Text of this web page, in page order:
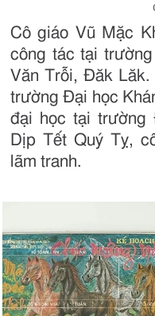
Cô giáo Vũ Mặc
công tác tại
Văn Trỗi, Đăk Lăk.
trường Đại học
đại học tại trường
Dịp Tết Quý Tỵ,
lãm tranh.